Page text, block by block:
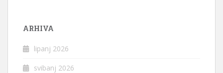
ARHIVA
lipanj 2026
svibanj 2026